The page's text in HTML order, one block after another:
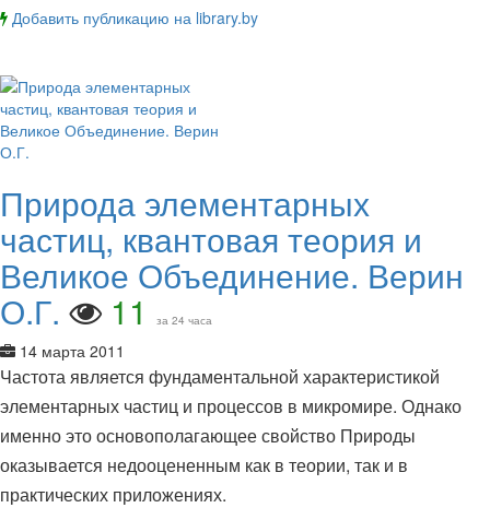
Добавить публикацию на library.by
Природа элементарных
частиц, квантовая теория и
Великое Объединение. Верин
О.Г. 11 за 24 часа
14 марта 2011
Частота является фундаментальной характеристикой
элементарных частиц и процессов в микромире. Однако
именно это основополагающее свойство Природы
оказывается недооцененным как в теории, так и в
практических приложениях.